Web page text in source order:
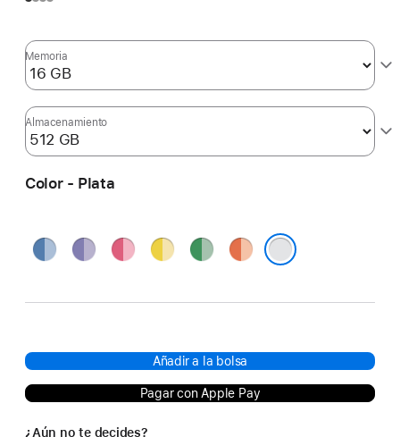
Memoria
Almacenamiento
Color - Plata
Azul PúrpuraRosa AmarilloVerde Naranja
Añadir a la bolsa
Pagar con Apple Pay
¿Aún no te decides?